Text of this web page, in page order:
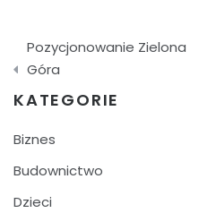
Nawigacja
wpisu
Pozycjonowanie Zielona
Góra
KATEGORIE
Biznes
Budownictwo
Dzieci